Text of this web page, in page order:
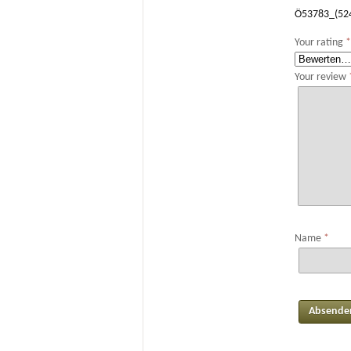
Your rating *
Your review
Name *